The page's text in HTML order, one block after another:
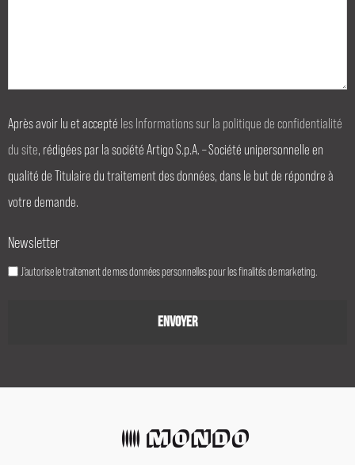
Après avoir lu et accepté les Informations sur la politique de confidentialité
du site, rédigées par la société Artigo S.p.A. – Société unipersonnelle en
qualité de Titulaire du traitement des données, dans le but de répondre à
votre demande.
Newsletter
J’autorise le traitement de mes données personnelles pour les finalités de marketing.